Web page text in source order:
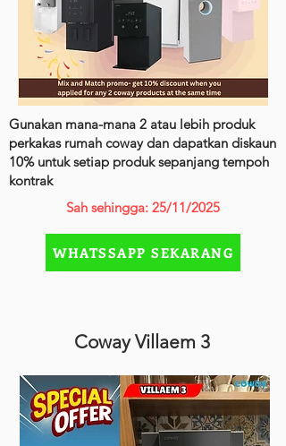
Gunakan mana-mana 2 atau lebih produk
perkakas rumah coway dan dapatkan diskaun
10% untuk setiap produk sepanjang tempoh
kontrak
Sah sehingga: 25/11/2025
WHATSSAPP SEKARANG
Coway Villaem 3